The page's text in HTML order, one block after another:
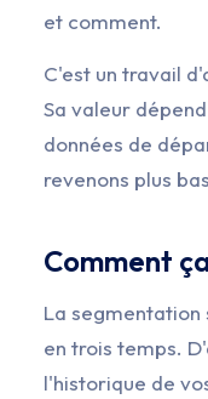
et comment.
C'est un travail
Sa valeur
données de
revenons plus
Comment
La segmentation
en trois temps.
l'historique de